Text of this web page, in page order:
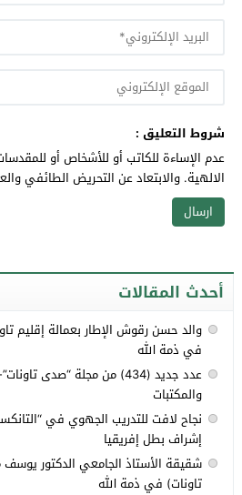
شروط التعليق :
عدم الإساءة للكاتب أو للأشخاص أو
الالهية. والابتعاد عن التحريض الطائفي
أحدث المقالات
في ذمة الله
والمكتبات
نجاح لافت للتدريب الجهوي في
إشراف بطل إفريقيا
شقيقة الأستاذ الجامعي الدكتور
تاونات) في ذمة الله